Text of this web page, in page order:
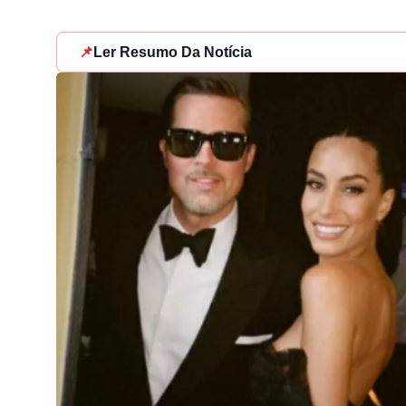
📌 Ler Resumo Da Notícia